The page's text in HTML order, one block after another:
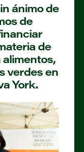
ánimo de
de
de
verdes en
York.